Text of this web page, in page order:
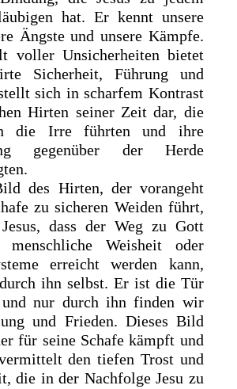
hat. Er kennt unsere
Ängste und unsere Kämpfe.
voller Unsicherheiten bietet
Sicherheit, Führung und
sich in scharfem Kontrast
Hirten seiner Zeit dar, die
die Irre führten und ihre
gegenüber der Herde
des Hirten, der vorangeht
zu sicheren Weiden führt,
dass der Weg zu Gott
Weisheit oder
erreicht werden kann,
ihn selbst. Er ist die Tür
und nur durch ihn finden wir
und Frieden. Dieses Bild
für seine Schafe kämpft und
den tiefen Trost und
die in der Nachfolge Jesu zu